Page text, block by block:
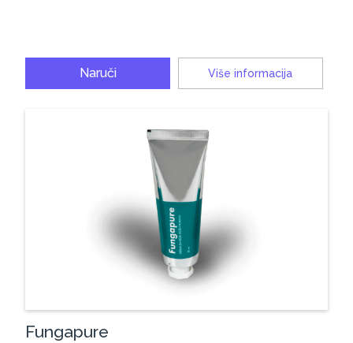
Naruči Više informacija
Fungapure